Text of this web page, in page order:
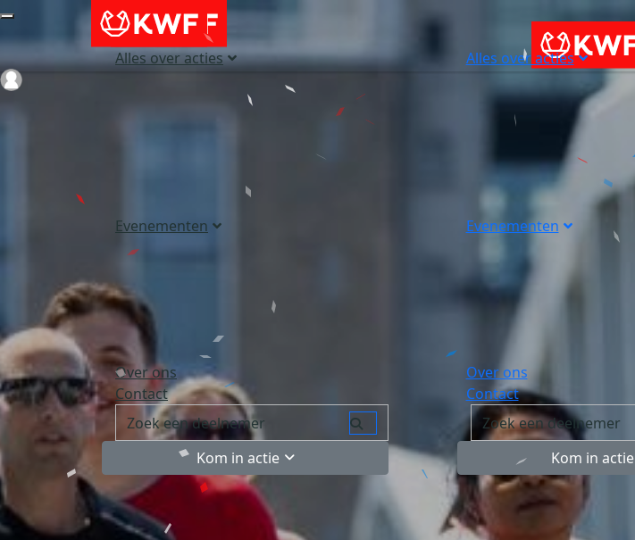
Alles over acties
Evenementen
Over ons
Contact
Kom in actie
Alles over acties
Evenementen
Over ons
Contact
Kom in actie